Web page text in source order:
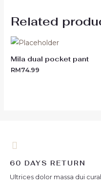
Related
Mila dual pocket pant
RM74.99
60 DAYS RETURN
Ultrices dolor massa dui